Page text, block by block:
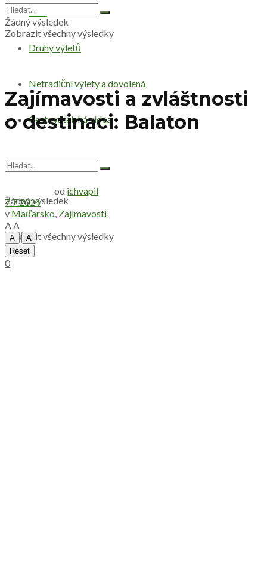
Svět
Druhy výletů
Netradiční výlety a dovolená
Cestovatelská videa
Žádný výsledek
Zobrazit všechny výsledky
Žádný výsledek
Zobrazit všechny výsledky
Zajímavosti a zvláštnosti
o destinaci: Balaton
od jchvapil
7.7.2024
v Maďarsko, Zajímavosti
AA
A
A
Reset
0